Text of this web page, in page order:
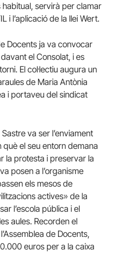
servirà per clamar
i l’aplicació de la llei Wert.
Docents ja va convocar
el Consolat, i es
El col·lectiu augura un
de Maria Antònia
i portaveu del sindicat
va ser l’enviament
què el seu entorn demana
la protesta i preservar la
posen a l’organisme
els mesos de
actives» de la
l’escola pública i el
aules. Recorden el
de Docents,
euros per a la caixa